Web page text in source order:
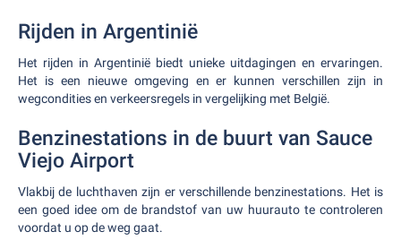
Rijden in Argentinië
Het rijden in Argentinië biedt unieke uitdagingen en ervaringen.
Het is een nieuwe omgeving en er kunnen verschillen zijn in
wegcondities en verkeersregels in vergelijking met België.
Benzinestations in de buurt van Sauce
Viejo Airport
Vlakbij de luchthaven zijn er verschillende benzinestations. Het is
een goed idee om de brandstof van uw huurauto te controleren
voordat u op de weg gaat.